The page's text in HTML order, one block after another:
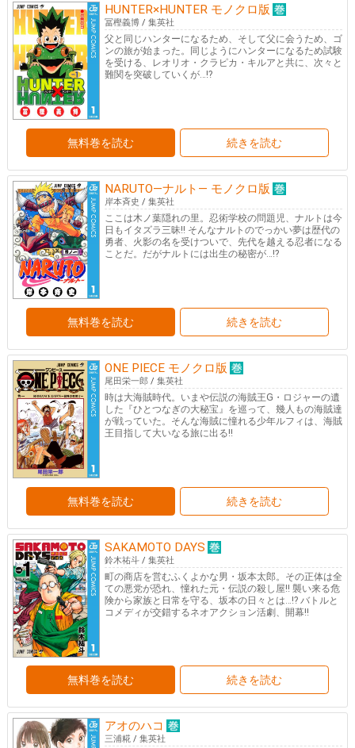
HUNTER×HUNTER モノクロ版
冨樫義博 / 集英社
父と同じハンターになるため、そして父に会うため、ゴ
ンの旅が始まった。同じようにハンターになるため試験
を受ける、レオリオ・クラピカ・キルアと共に、次々と
難関を突破していくが…!?
無料巻を読む 続きを読む
NARUTO―ナルト― モノクロ版
岸本斉史 / 集英社
ここは木ノ葉隠れの里。忍術学校の問題児、ナルトは今
日もイタズラ三昧!! そんなナルトのでっかい夢は歴代の
勇者、火影の名を受けついで、先代を越える忍者になる
ことだ。だがナルトには出生の秘密が…!?
無料巻を読む 続きを読む
ONE PIECE モノクロ版
尾田栄一郎 / 集英社
時は大海賊時代。いまや伝説の海賊王G・ロジャーの遺
した『ひとつなぎの大秘宝』を巡って、幾人もの海賊達
が戦っていた。そんな海賊に憧れる少年ルフィは、海賊
王目指して大いなる旅に出る!!
無料巻を読む 続きを読む
SAKAMOTO DAYS
鈴木祐斗 / 集英社
町の商店を営むふくよかな男・坂本太郎。その正体は全
ての悪党が恐れ、憧れた元・伝説の殺し屋!! 襲い来る危
険から家族と日常を守る、坂本の日々とは…!? バトルと
コメディが交錯するネオアクション活劇、開幕!!
無料巻を読む 続きを読む
アオのハコ
三浦糀 / 集英社